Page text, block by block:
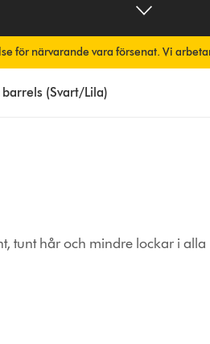
för närvarande vara försenat. Vi
(Svart/Lila)
tunt hår och mindre lockar i alla